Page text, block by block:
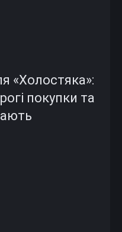
«Холостяка»:
покупки та